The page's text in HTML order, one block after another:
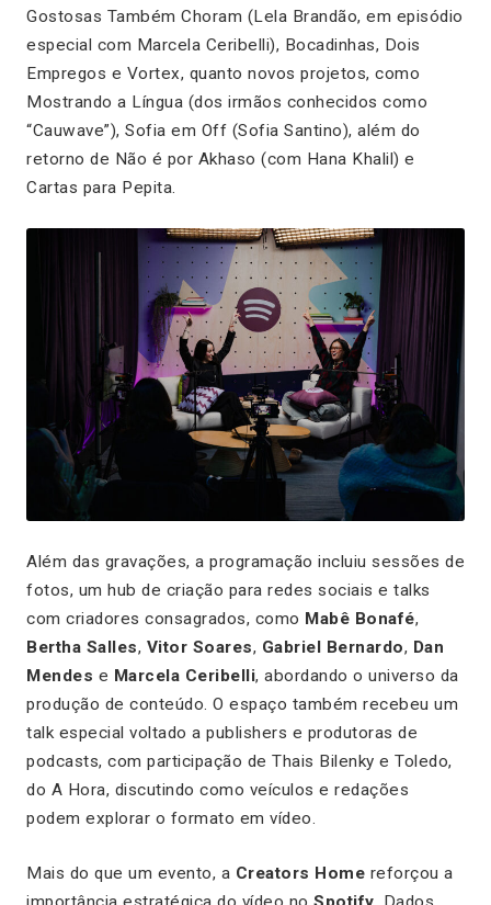
Gostosas Também Choram (Lela Brandão, em episódio
especial com Marcela Ceribelli), Bocadinhas, Dois
Empregos e Vortex, quanto novos projetos, como
Mostrando a Língua (dos irmãos conhecidos como
“Cauwave”), Sofia em Off (Sofia Santino), além do
retorno de Não é por Akhaso (com Hana Khalil) e
Cartas para Pepita.
Além das gravações, a programação incluiu sessões de
fotos, um hub de criação para redes sociais e talks
com criadores consagrados, como Mabê Bonafé,
Bertha Salles, Vitor Soares, Gabriel Bernardo, Dan
Mendes e Marcela Ceribelli, abordando o universo da
produção de conteúdo. O espaço também recebeu um
talk especial voltado a publishers e produtoras de
podcasts, com participação de Thais Bilenky e Toledo,
do A Hora, discutindo como veículos e redações
podem explorar o formato em vídeo.
Mais do que um evento, a Creators Home reforçou a